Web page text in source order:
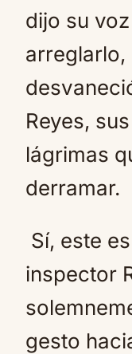
dijo su
arreglarlo,
Reyes,
lágrimas
derramar.
Sí, este
inspector
gesto